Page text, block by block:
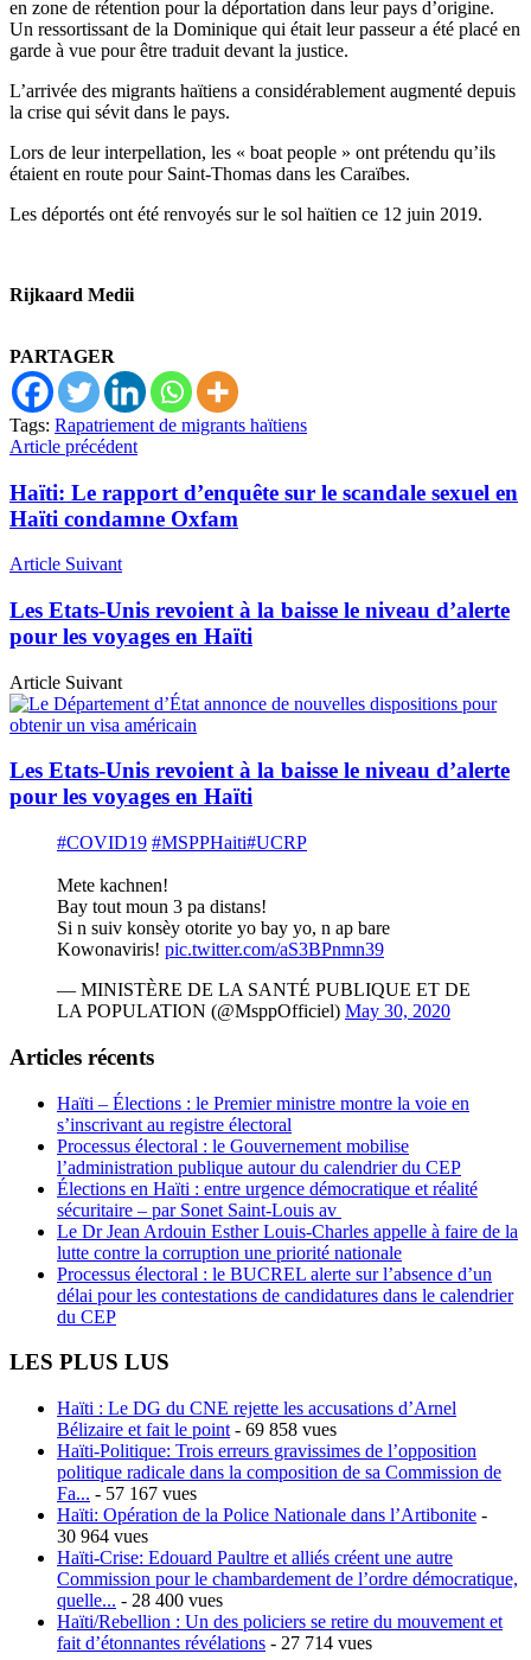
en zone de rétention pour la déportation dans leur pays d’origine.
Un ressortissant de la Dominique qui était leur passeur a été placé en
garde à vue pour être traduit devant la justice.
L’arrivée des migrants haïtiens a considérablement augmenté depuis
la crise qui sévit dans le pays.
Lors de leur interpellation, les « boat people » ont prétendu qu’ils
étaient en route pour Saint-Thomas dans les Caraïbes.
Les déportés ont été renvoyés sur le sol haïtien ce 12 juin 2019.
Rijkaard Medii
PARTAGER
Tags: Rapatriement de migrants haïtiens
Article précédent
Haïti: Le rapport d’enquête sur le scandale sexuel en
Haïti condamne Oxfam
Article Suivant
Les Etats-Unis revoient à la baisse le niveau d’alerte
pour les voyages en Haïti
Article Suivant
Les Etats-Unis revoient à la baisse le niveau d’alerte
pour les voyages en Haïti
#COVID19 #MSPPHaiti#UCRP
Mete kachnen!
Bay tout moun 3 pa distans!
Si n suiv konsèy otorite yo bay yo, n ap bare
Kowonaviris! pic.twitter.com/aS3BPnmn39
— MINISTÈRE DE LA SANTÉ PUBLIQUE ET DE
LA POPULATION (@MsppOfficiel) May 30, 2020
Articles récents
Haïti – Élections : le Premier ministre montre la voie en
s’inscrivant au registre électoral
Processus électoral : le Gouvernement mobilise
l’administration publique autour du calendrier du CEP
Élections en Haïti : entre urgence démocratique et réalité
sécuritaire – par Sonet Saint-Louis av
Le Dr Jean Ardouin Esther Louis-Charles appelle à faire de la
lutte contre la corruption une priorité nationale
Processus électoral : le BUCREL alerte sur l’absence d’un
délai pour les contestations de candidatures dans le calendrier
du CEP
LES PLUS LUS
Haïti : Le DG du CNE rejette les accusations d’Arnel
Bélizaire et fait le point - 69 858 vues
Haïti-Politique: Trois erreurs gravissimes de l’opposition
politique radicale dans la composition de sa Commission de
Fa... - 57 167 vues
Haïti: Opération de la Police Nationale dans l’Artibonite -
30 964 vues
Haïti-Crise: Edouard Paultre et alliés créent une autre
Commission pour le chambardement de l’ordre démocratique,
quelle... - 28 400 vues
Haïti/Rebellion : Un des policiers se retire du mouvement et
fait d’étonnantes révélations - 27 714 vues